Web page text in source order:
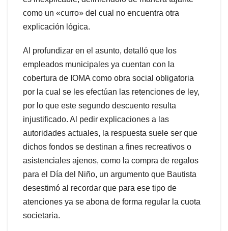
como un «curro» del cual no encuentra otra
explicación lógica.
Al profundizar en el asunto, detalló que los
empleados municipales ya cuentan con la
cobertura de IOMA como obra social obligatoria
por la cual se les efectúan las retenciones de ley,
por lo que este segundo descuento resulta
injustificado. Al pedir explicaciones a las
autoridades actuales, la respuesta suele ser que
dichos fondos se destinan a fines recreativos o
asistenciales ajenos, como la compra de regalos
para el Día del Niño, un argumento que Bautista
desestimó al recordar que para ese tipo de
atenciones ya se abona de forma regular la cuota
societaria.